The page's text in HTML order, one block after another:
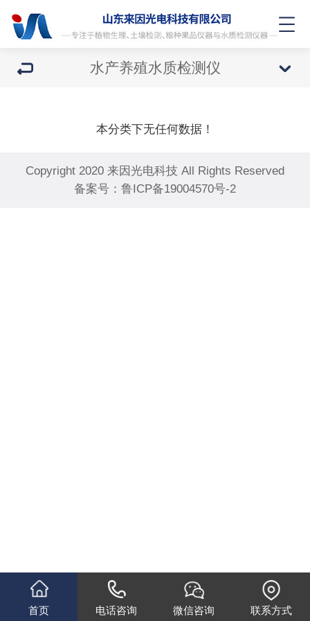
水产养殖水质检测仪
本分类下无任何数据！
Copyright 2020 来因光电科技 All Rights Reserved
备案号： 鲁ICP备19004570号-2
首页 电话咨询 微信咨询 联系方式